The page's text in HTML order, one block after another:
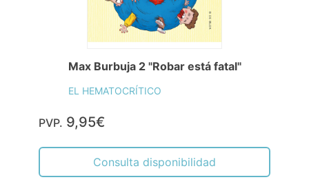
Max Burbuja 2 "Robar está fatal"
EL HEMATOCRÍTICO
PVP. 9,95€
Consulta disponibilidad